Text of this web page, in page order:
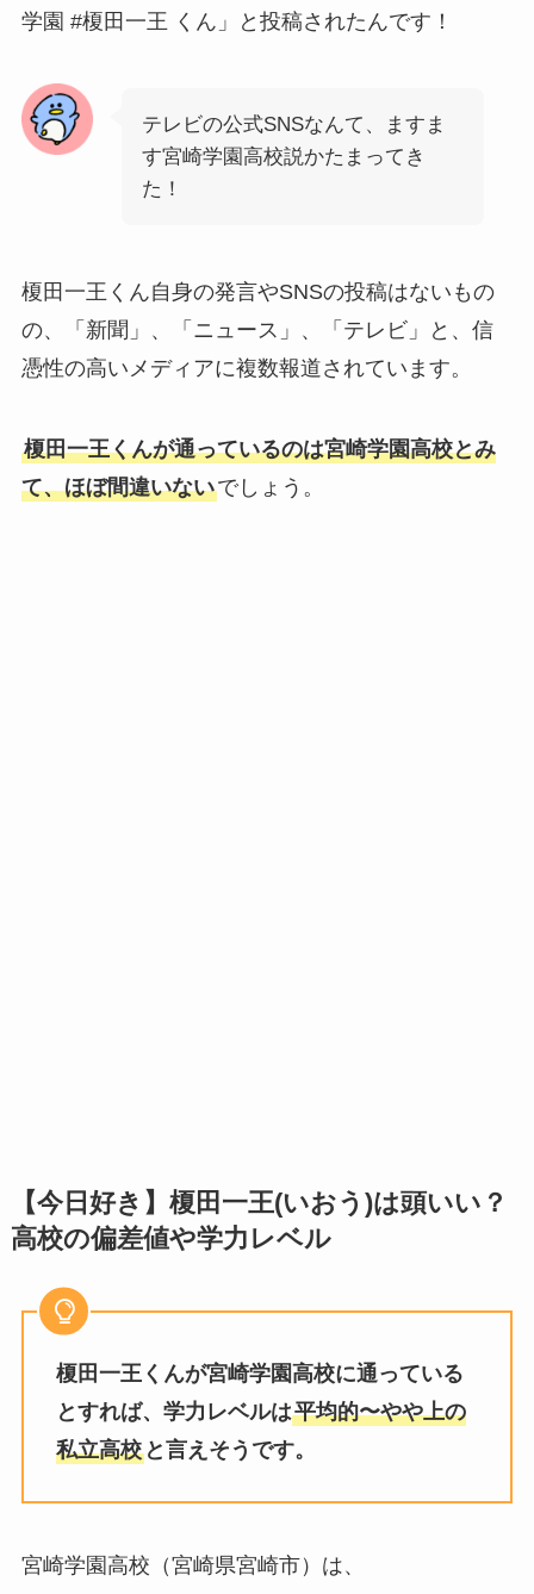
学園 #榎田一王 くん」と投稿されたんです！
テレビの公式SNSなんて、ますま
す宮崎学園高校説かたまってき
た！
榎田一王くん自身の発言やSNSの投稿はないもの
の、「新聞」、「ニュース」、「テレビ」と、信
憑性の高いメディアに複数報道されています。
榎田一王くんが通っているのは宮崎学園高校とみ
て、ほぼ間違いないでしょう。
【今日好き】榎田一王(いおう)は頭いい？
高校の偏差値や学力レベル
榎田一王くんが宮崎学園高校に通っている
とすれば、学力レベルは平均的〜やや上の
私立高校と言えそうです。
宮崎学園高校（宮崎県宮崎市）は、